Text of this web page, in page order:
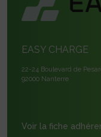
EASY CHARGE
22-24 Boulevard de
92000 Nanterre
Voir la fiche